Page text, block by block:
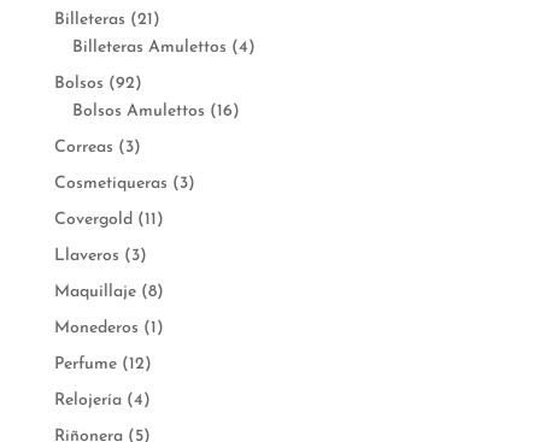
Billeteras (21)
Billeteras Amulettos (4)
Bolsos (92)
Bolsos Amulettos (16)
Correas (3)
Cosmetiqueras (3)
Covergold (11)
Llaveros (3)
Maquillaje (8)
Monederos (1)
Perfume (12)
Relojería (4)
Riñonera (5)